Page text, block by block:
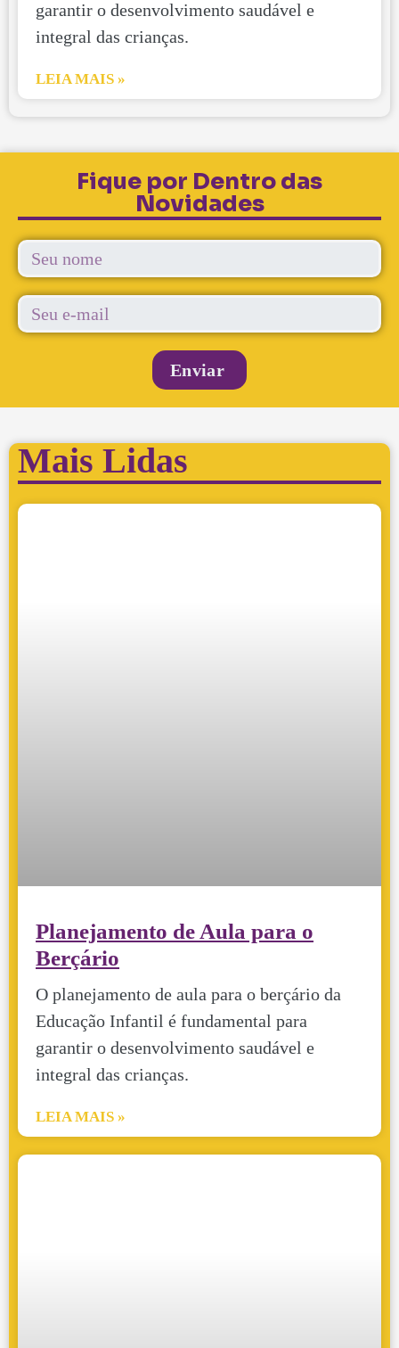
garantir o desenvolvimento saudável e
integral das crianças.
LEIA MAIS »
Fique por Dentro das
Novidades
Enviar
Mais Lidas
Planejamento de Aula para o
Berçário
O planejamento de aula para o berçário da
Educação Infantil é fundamental para
garantir o desenvolvimento saudável e
integral das crianças.
LEIA MAIS »